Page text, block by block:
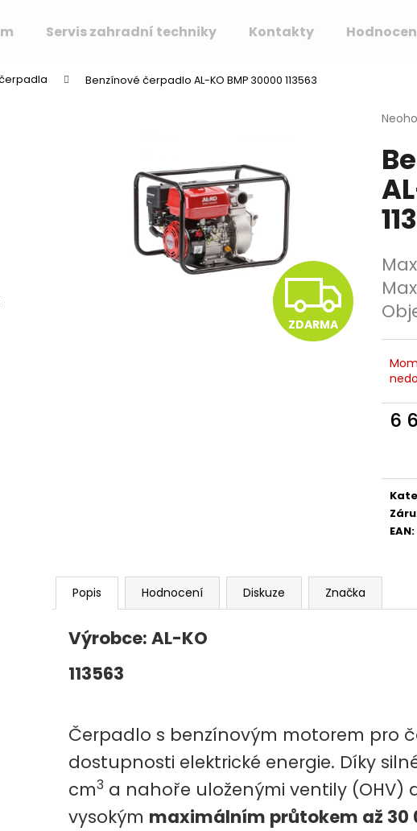
Servis zahradní techniky Kontakty
Benzínové čerpadlo AL-KO BMP 30000 113563
je
0,0
z
5
6
EAN:
Z
D
A
ZDARMA
Popis Hodnocení Diskuze Značka
Výrobce: AL-KO
113563
Čerpadlo s benzínovým motorem pro
dostupnosti elektrické energie. Díky
cm3 a nahoře uloženými ventily (OHV)
vysokým maximálním průtokem až 30
Co potřebujete najít?
Doporučujeme